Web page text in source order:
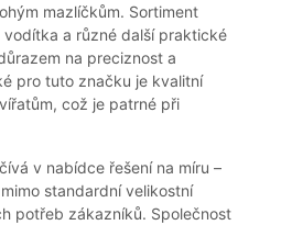
mazlíčkům. Sortiment
a různé další praktické
na preciznost a
pro tuto značku je kvalitní
což je patrné při
v nabídce řešení na míru –
standardní velikostní
potřeb zákazníků. Společnost